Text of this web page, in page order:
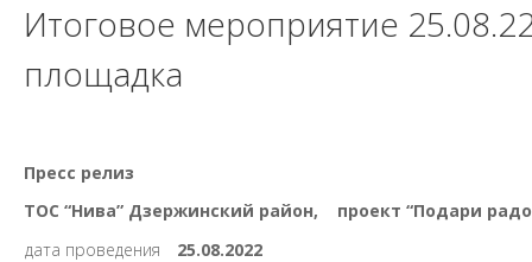
Итоговое мероприятие
площадка
Пресс релиз
ТОС “Нива” Дзержинский район,
проект “Подари
дата проведения
25.08.2022